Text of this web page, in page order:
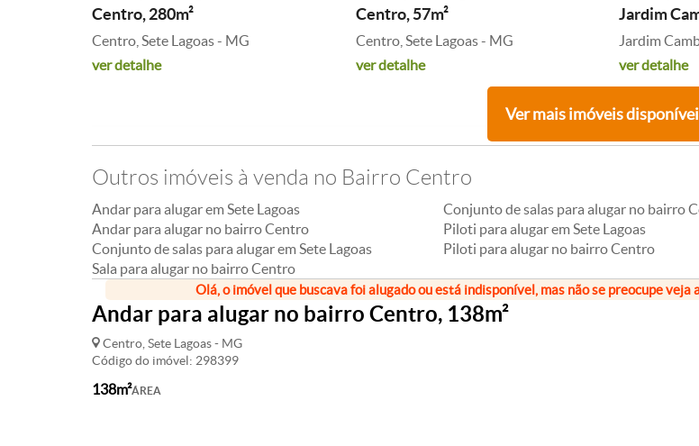
Centro, 280m²
Centro, Sete Lagoas - MG
ver detalhe
Centro, 57m²
Centro, Sete Lagoas - MG
ver detalhe
Jardim
Jardim
ver detalhe
Ver mais imóveis
Outros imóveis à venda no Bairro Centro
Andar para alugar em Sete Lagoas
Andar para alugar no bairro Centro
Conjunto de salas para alugar em Sete Lagoas
Conjunto de salas para alugar no bairro
Piloti para alugar em Sete Lagoas
Piloti para alugar no bairro Centro
Sala para alugar no bairro Centro
Olá, o imóvel que buscava foi alugado ou está indisponível, mas não se preocupe
Andar para alugar no bairro Centro, 138m²
Centro, Sete Lagoas - MG
Código do imóvel: 298399
ÁREA
138m²